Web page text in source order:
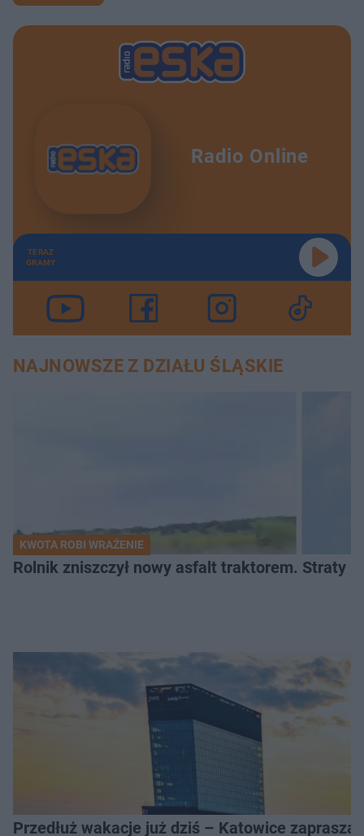
Radio Online
TERAZ
GRAMY
NAJNOWSZE Z DZIAŁU ŚLĄSKIE
KWOTA ROBI WRAŻENIE
Rolnik zniszczył nowy asfalt traktorem. Straty
Przedłuż wakacje już dziś – Katowice